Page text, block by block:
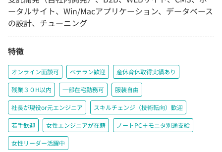
ータルサイト、Win/Macアプリケーション、データベース
の設計、チューニング
特徴
オンライン面談可 ベテラン歓迎 産休育休取得実績あり
残業３０H以内 一部在宅勤務可 服装自由
社長が現役or元エンジニア スキルチェンジ（技術転向）歓迎
若手歓迎 女性エンジニアが在籍 ノートPC＋モニタ別途支給
女性リーダー活躍中